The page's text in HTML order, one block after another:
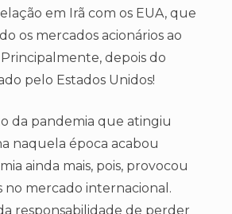
em Irã com os EUA, que
os mercados acionários ao
depois do
pelo Estados Unidos!
da pandemia que atingiu
naquela época acabou
ainda mais, pois, provocou
no mercado internacional.
responsabilidade de perder